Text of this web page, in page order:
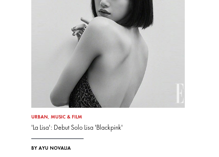
URBAN, MUSIC & FILM
'La Lisa': Debut Solo Lisa 'Blackpink'
BY AYU NOVALIA